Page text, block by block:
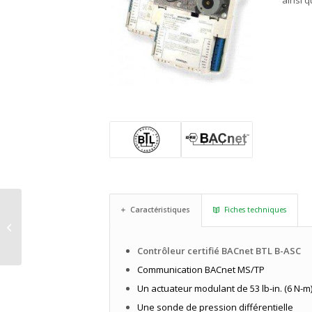
Caractéristiques Fiches techniques
Contrôleur certifié BACnet BTL B-ASC
Communication BACnet MS/TP
Un actuateur modulant de 53 lb-in. (6 N-m)
Une sonde de pression différentielle